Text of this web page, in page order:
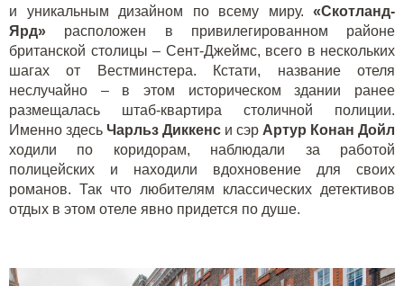
и уникальным дизайном по всему миру. «Скотланд-
Ярд» расположен в привилегированном районе
британской столицы – Сент-Джеймс, всего в нескольких
шагах от Вестминстера. Кстати, название отеля
неслучайно – в этом историческом здании ранее
размещалась штаб-квартира столичной полиции.
Именно здесь Чарльз Диккенс и сэр Артур Конан Дойл
ходили по коридорам, наблюдали за работой
полицейских и находили вдохновение для своих
романов. Так что любителям классических детективов
отдых в этом отеле явно придется по душе.